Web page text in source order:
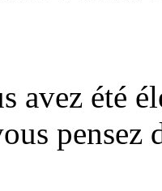
avez été